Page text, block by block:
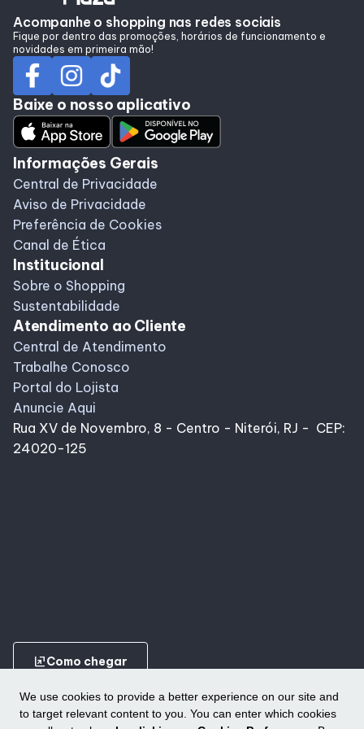
We use cookies to provide a better experience on our site and
to target relevant content to you. You can enter which cookies
Programa de Benefícios
Acompanhe o shopping nas redes sociais
Fique por dentro das promoções, horários de funcionamento e
novidades em primeira mão!
Baixe o nosso aplicativo
Informações Gerais
Central de Privacidade
Aviso de Privacidade
Preferência de Cookies
Canal de Ética
Institucional
Sobre o Shopping
Sustentabilidade
Atendimento ao Cliente
Central de Atendimento
Trabalhe Conosco
Portal do Lojista
Anuncie Aqui
Rua XV de Novembro, 8 - Centro - Niterói, RJ - CEP:
24020-125
ungroupComo chegar